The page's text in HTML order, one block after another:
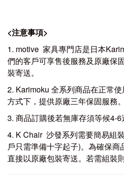
<注意事項>
1. motive 家具專門店是日本
們的客戶可享售後服務及原廠保
裝寄送。
2. Karimoku 全系列商品在正常
方式下，提供原廠三年保固服務。
3. 商品訂購後若無庫存須等候4-6
4. K Chair 沙發系列需要簡易組
戶只需準備十字起子)。為確保
直接以原廠包裝寄送。若需組裝